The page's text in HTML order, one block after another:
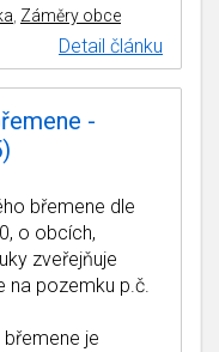
Záměry obce
Detail článku
-
břemene dle
o obcích,
zveřejňuje
na pozemku p.č.
je